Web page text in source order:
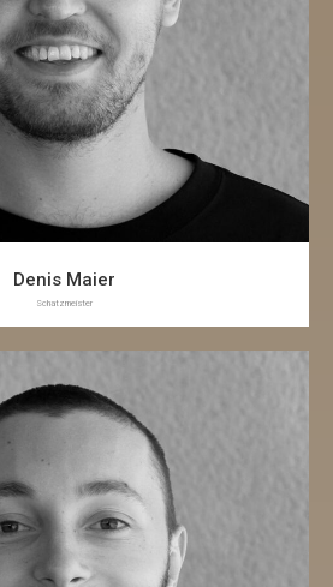
Denis Maier
Schatzmeister